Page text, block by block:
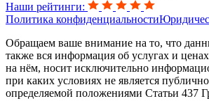
Наши рейтинги:
Политика конфиденциальности
Обращаем ваше внимание на то, что
также вся информация об услугах и
на нём, носит исключительно
при каких условиях не является
определяемой положениями Статьи 437